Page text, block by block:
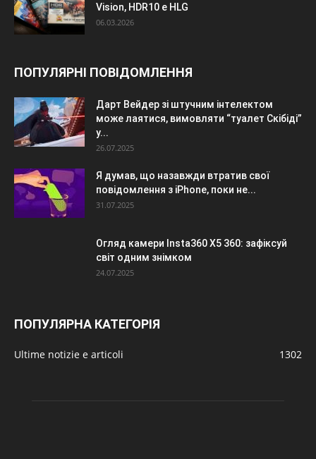
Vision, HDR10 e HLG
06.03.2026
ПОПУЛЯРНІ ПОВІДОМЛЕННЯ
Дарт Вейдер зі штучним інтелектом
може лаятися, вимовляти “туалет Скібіді”
у...
26.07.2025
Я думав, що назавжди втратив свої
повідомлення з iPhone, поки не...
31.07.2025
Огляд камери Insta360 X5 360: зафіксуй
світ одним знімком
24.07.2025
ПОПУЛЯРНА КАТЕГОРІЯ
Ultime notizie e articoli 1302